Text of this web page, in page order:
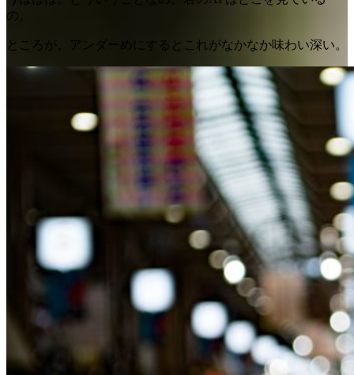
の。
ところが、アンダーめにするとこれがなかなか味わい深い。